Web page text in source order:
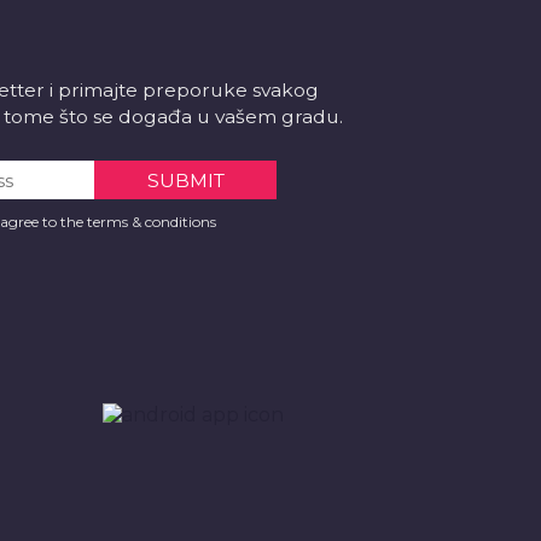
i primajte preporuke svakog
što se događa u vašem gradu.
to the terms & conditions